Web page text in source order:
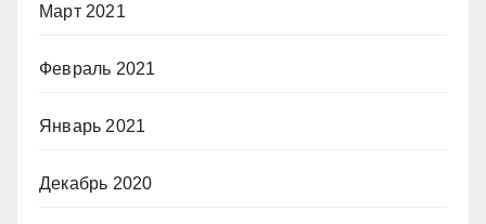
Март 2021
Февраль 2021
Январь 2021
Декабрь 2020